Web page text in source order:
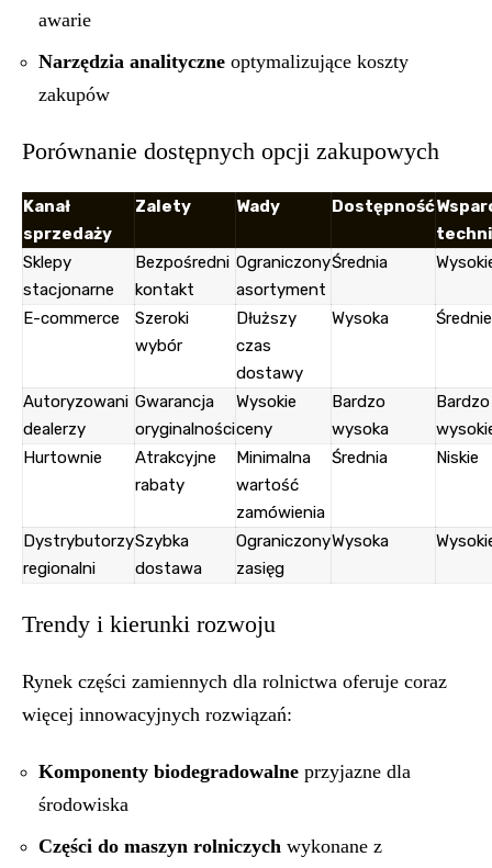
awarie
Narzędzia analityczne optymalizujące koszty
zakupów
Porównanie dostępnych opcji zakupowych
Kanał
sprzedaży
Zalety Wady Dostępność
Sklepy
stacjonarne
Bezpośredni
kontakt
Ograniczony
asortyment
Średnia
E-commerce
Szeroki
wybór
Dłuższy
czas
dostawy
Wysoka Średnie
Autoryzowani
dealerzy
Gwarancja
oryginalności
Wysokie
ceny
Bardzo
wysoka
Bardzo
Hurtownie
Atrakcyjne
rabaty
Minimalna
wartość
zamówienia
Średnia Niskie
Dystrybutorzy
regionalni
Szybka
dostawa
Ograniczony
zasięg
Wysoka
Trendy i kierunki rozwoju
Rynek części zamiennych dla rolnictwa oferuje coraz
więcej innowacyjnych rozwiązań:
Komponenty biodegradowalne przyjazne dla
środowiska
Części do maszyn rolniczych wykonane z